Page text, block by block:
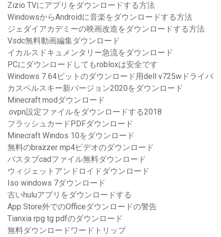
Zizio TVにアプリをダウンロードする方法
WindowsからAndroidに音楽をダウンロードする方法
ジェダイアカデミーの映画改造をダウンロードする方法
Vsdc無料動画編集ダウンロード
イカルスドキュメンタリー急流をダウンロード
PCにダウンロードしてもrobloxは安全です
Windows 7 64ビットのダウンロード用dell v725wドライバ
カスペルスキー新バージョン2020をダウンロード
Minecraft modダウンロード
.ovpn設定ファイルをダウンロードする2018
フラッシュカードPDFダウンロード
Minecraft Windos 10をダウンロード
無料のbrazzer mp4ビデオのダウンロード
バスタブcadファイル無料ダウンロード
ウィジェットアンドロイドダウンロード
Iso windows 7ダウンロード
古いhuluアプリをダウンロードする
App Store外でのOfficeダウンロードの警告
Tianxia rpg tg pdfのダウンロード
無料ダウンロードワードトリップ